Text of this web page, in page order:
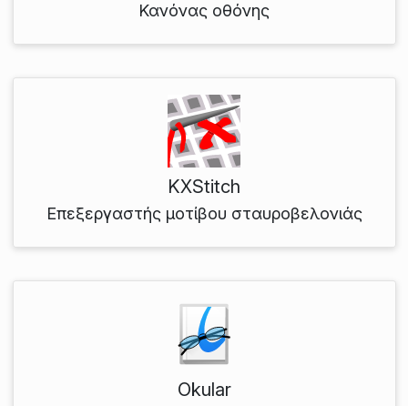
Κανόνας οθόνης
KXStitch
Επεξεργαστής μοτίβου σταυροβελονιάς
Okular